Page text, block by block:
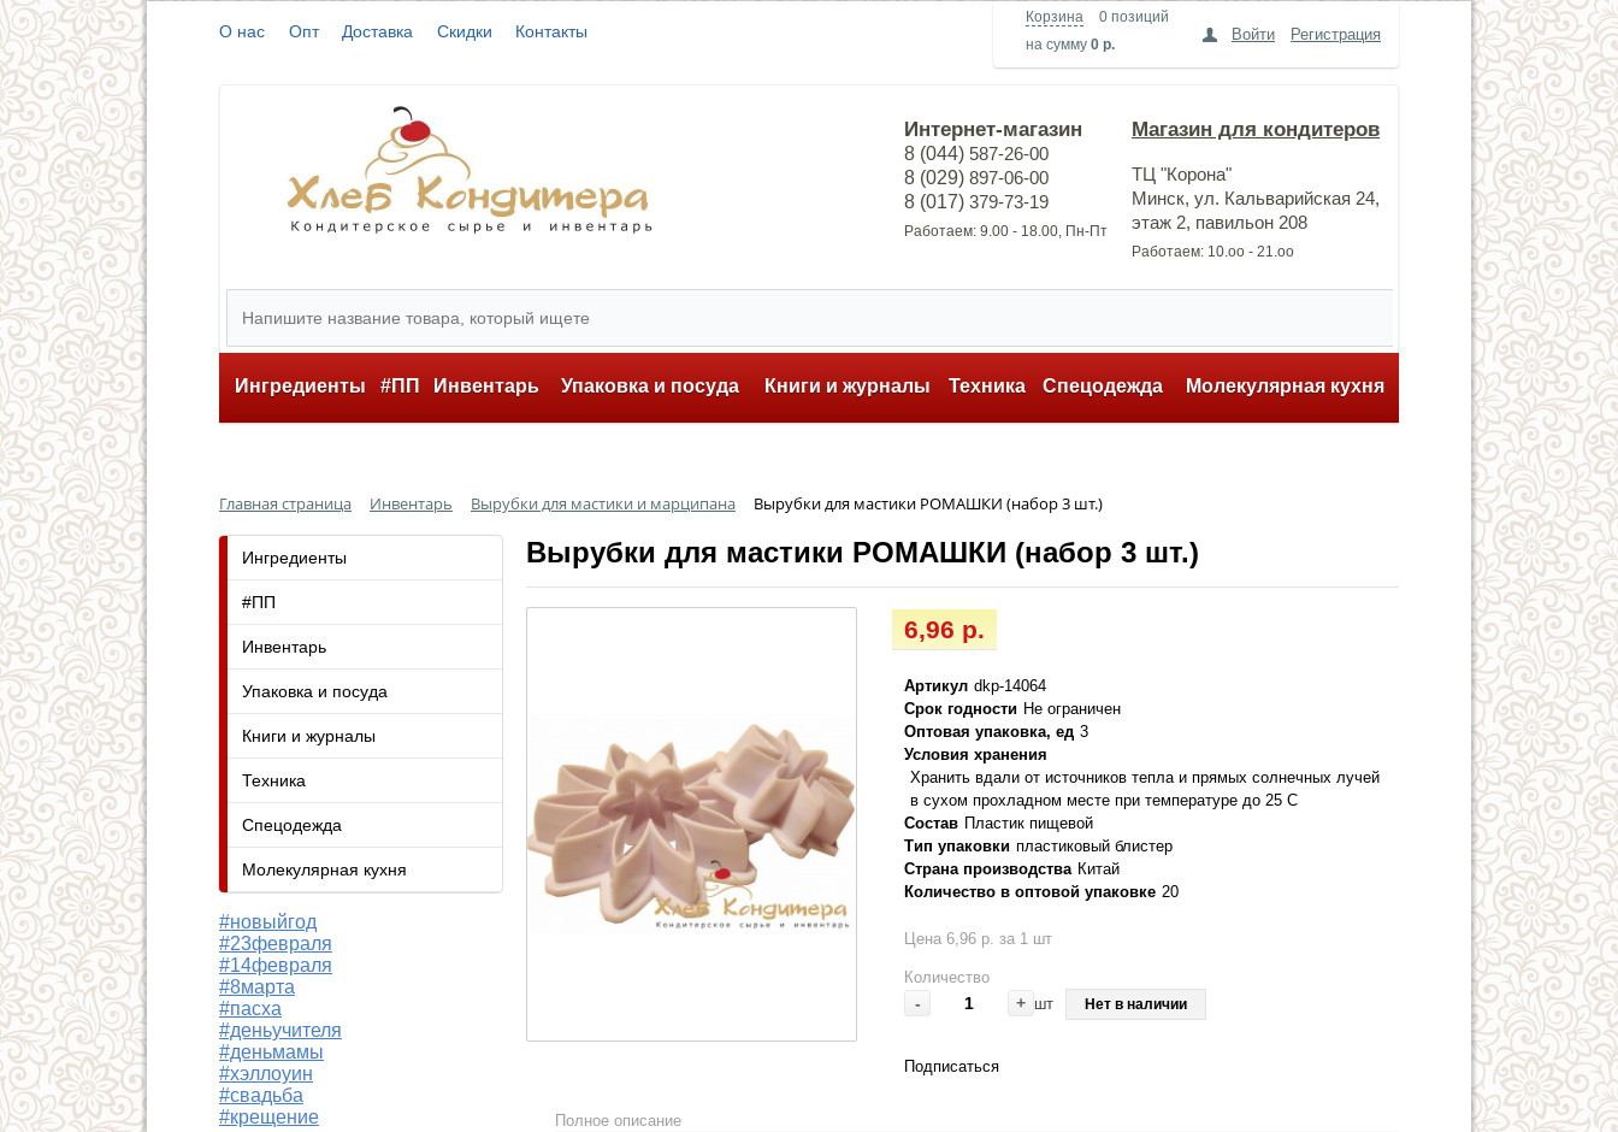
Корзина
0 позиций
на сумму 0 р.
Войти Регистрация
О нас Опт Доставка Скидки Контакты
Интернет-магазин
8 (044) 587-26-00
8 (029) 897-06-00
8 (017) 379-73-19
Работаем: 9.00 - 18.00, Пн-Пт
Магазин для кондитеров
ТЦ "Корона"
Минск, ул. Кальварийская 24,
этаж 2, павильон 208
Работаем: 10.оо - 21.оо
Ингредиенты #ПП Инвентарь Упаковка и посуда Книги и журналы Техника Спецодежда Молекулярная кухня
Главная страница Инвентарь Вырубки для мастики и марципана Вырубки для мастики РОМАШКИ (набор 3 шт.)
Вырубки для мастики РОМАШКИ (набор 3 шт.)
6,96 р.
Артикул dkp-14064
Срок годности Не ограничен
Оптовая упаковка, ед 3
Условия хранения
Хранить вдали от источников тепла и прямых солнечных лучей
в сухом прохладном месте при температуре до 25 С
Состав Пластик пищевой
Тип упаковки пластиковый блистер
Страна производства Китай
Количество в оптовой упаковке 20
Цена 6,96 р. за 1 шт
Количество
- + шт Нет в наличии
Подписаться
Полное описание
Ингредиенты
#ПП
Инвентарь
Упаковка и посуда
Книги и журналы
Техника
Спецодежда
Молекулярная кухня
#новыйгод
#23февраля
#14февраля
#8марта
#пасха
#деньучителя
#деньмамы
#хэллоуин
#свадьба
#крещение